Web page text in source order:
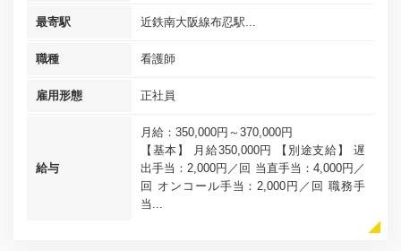
最寄駅 近鉄南大阪線布忍駅...
職種 看護師
雇用形態 正社員
給与
月給：350,000円～370,000円
【基本】 月給350,000円 【別途支給】 遅
出手当：2,000円／回 当直手当：4,000円／
回 オンコール手当：2,000円／回 職務手
当...